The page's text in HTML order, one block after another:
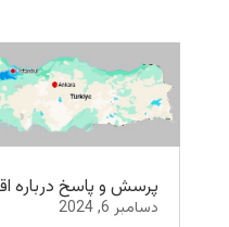
پرسش و پاسخ درباره
دسامبر 6, 2024